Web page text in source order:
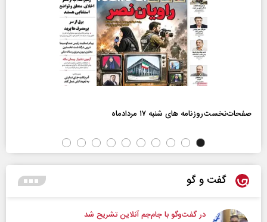
صفحات‌نخست‌روزنامه ها‌ی شنبه ۱۷ مردادماه
گفت و گو
در گفت‌و‌گو با جام‌جم آنلاین تشریح شد